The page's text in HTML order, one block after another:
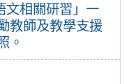
文相關研習」一
教師及教學支援
。